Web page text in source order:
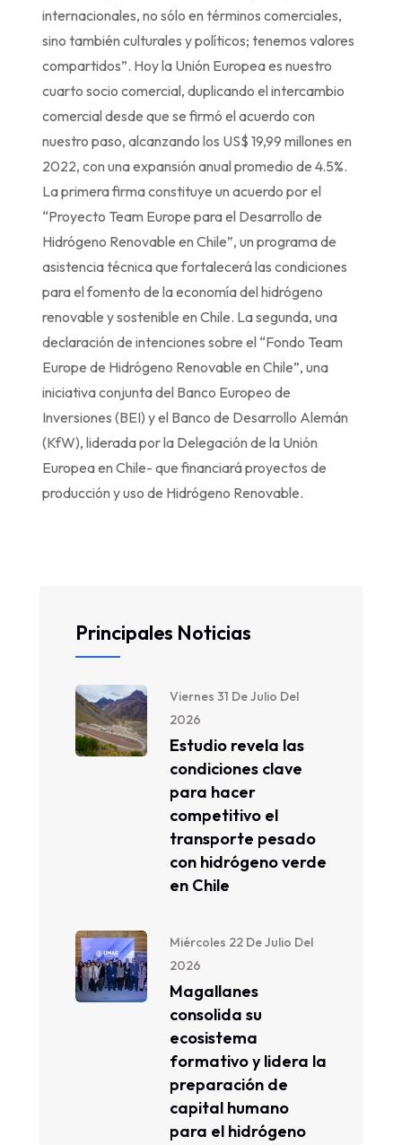
internacionales, no sólo en términos comerciales,
sino también culturales y políticos; tenemos valores
compartidos”. Hoy la Unión Europea es nuestro
cuarto socio comercial, duplicando el intercambio
comercial desde que se firmó el acuerdo con
nuestro paso, alcanzando los US$ 19,99 millones en
2022, con una expansión anual promedio de 4.5%.
La primera firma constituye un acuerdo por el
“Proyecto Team Europe para el Desarrollo de
Hidrógeno Renovable en Chile”, un programa de
asistencia técnica que fortalecerá las condiciones
para el fomento de la economía del hidrógeno
renovable y sostenible en Chile. La segunda, una
declaración de intenciones sobre el “Fondo Team
Europe de Hidrógeno Renovable en Chile”, una
iniciativa conjunta del Banco Europeo de
Inversiones (BEI) y el Banco de Desarrollo Alemán
(KfW), liderada por la Delegación de la Unión
Europea en Chile- que financiará proyectos de
producción y uso de Hidrógeno Renovable.
Principales Noticias
Viernes 31 De Julio Del
2026
Estudio revela las
condiciones clave
para hacer
competitivo el
transporte pesado
con hidrógeno verde
en Chile
Miércoles 22 De Julio Del
2026
Magallanes
consolida su
ecosistema
formativo y lidera la
preparación de
capital humano
para el hidrógeno